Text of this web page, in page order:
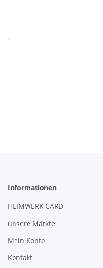
Informationen
HEIMWERK CARD
unsere Märkte
Mein Konto
Kontakt